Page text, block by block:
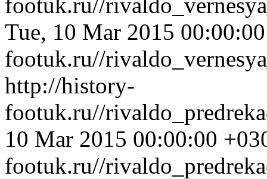
Tue, 10 Mar 2015
footuk.ru//
http://history-
footuk.ru//
10 Mar 2015 00:00:00
footuk.ru//